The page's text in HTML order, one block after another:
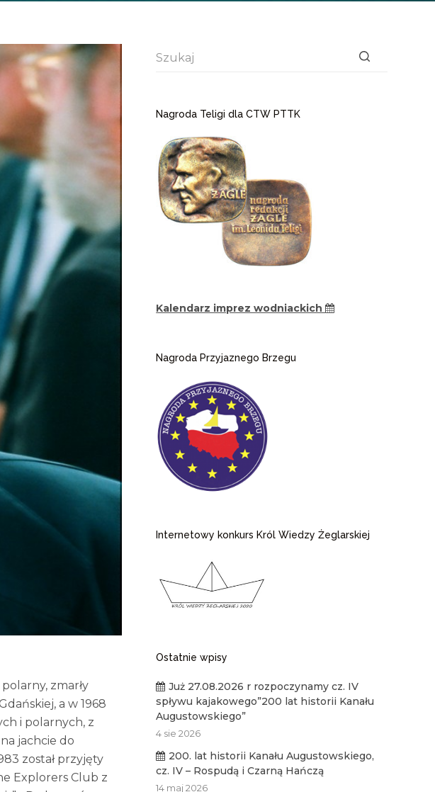
zmarły
a w 1968
i polarnych, z
jachcie do
został przyjęty
Explorers Club z
Nagroda Teligi dla CTW PTTK
Kalendarz imprez wodniackich
Nagroda Przyjaznego Brzegu
Internetowy konkurs Król Wiedzy Żeglarskiej
Ostatnie wpisy
Już 27.08.2026 r rozpoczynamy cz. IV
spływu kajakowego”200 lat historii Kanału
Augustowskiego”
4 sie 2026
200. lat historii Kanału Augustowskiego,
cz. IV – Rospudą i Czarną Hańczą
14 maj 2026